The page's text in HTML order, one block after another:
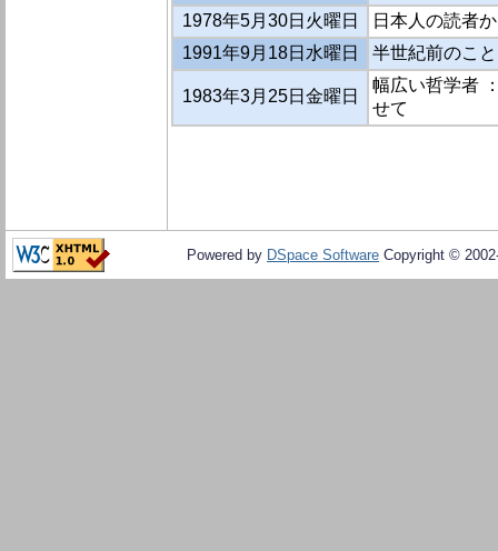
1978年5月30日火曜日
日本人の読者
1991年9月18日水曜日
半世紀前のこと
1983年3月25日金曜日
幅広い哲学者
せて
Powered by DSpace Software Copyright ©